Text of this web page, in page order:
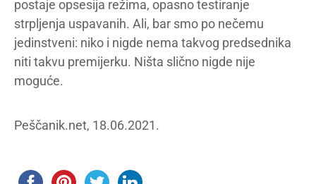
postaje opsesija režima, opasno testiranje
strpljenja uspavanih. Ali, bar smo po nečemu
jedinstveni: niko i nigde nema takvog predsednika
niti takvu premijerku. Ništa slično nigde nije
moguće.
Peščanik.net, 18.06.2021.